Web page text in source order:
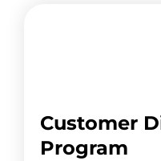
Customer
Program